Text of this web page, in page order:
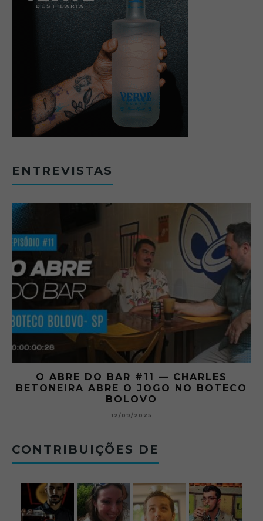
ENTREVISTAS
O ABRE DO BAR #11 — CHARLES
BETONEIRA ABRE O JOGO NO BOTECO
BOLOVO
12/09/2025
CONTRIBUIÇÕES DE